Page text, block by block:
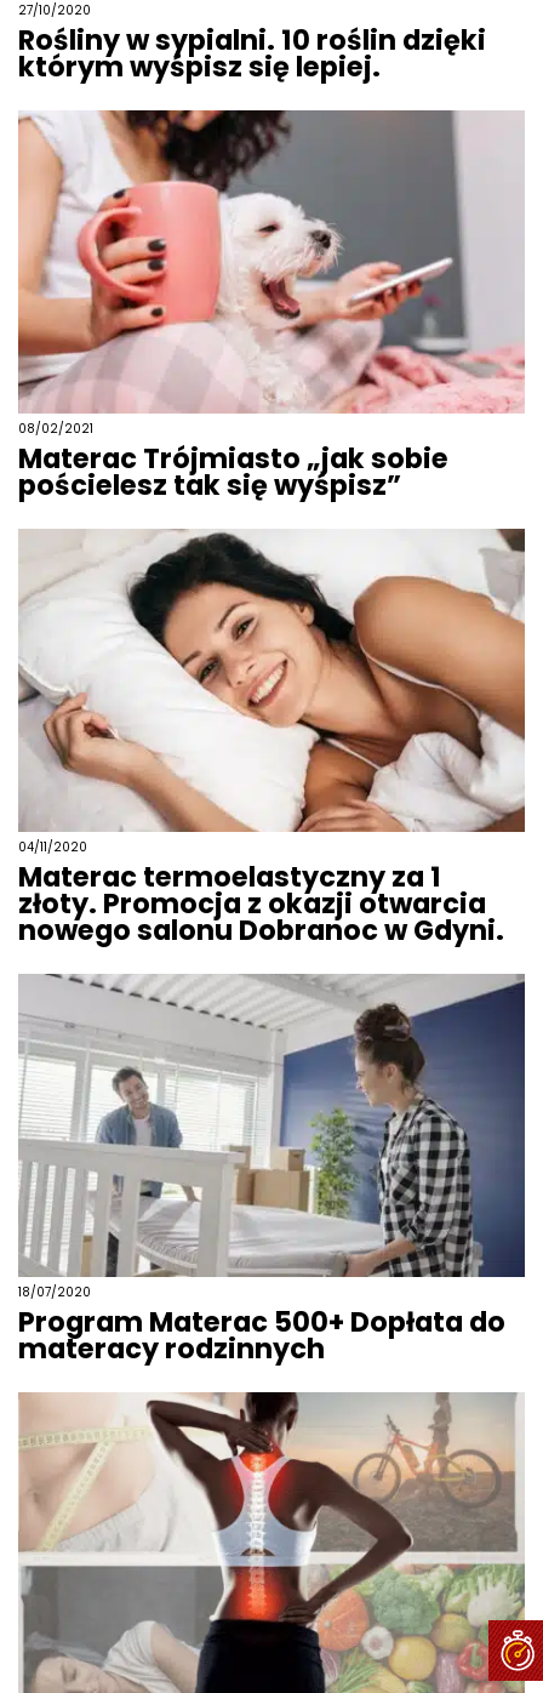
27/10/2020
Rośliny w sypialni. 10 roślin dzięki
którym wyśpisz się lepiej.
08/02/2021
Materac Trójmiasto „jak sobie
pościelesz tak się wyśpisz”
04/11/2020
Materac termoelastyczny za 1
złoty. Promocja z okazji otwarcia
nowego salonu Dobranoc w Gdyni.
18/07/2020
Program Materac 500+ Dopłata do
materacy rodzinnych